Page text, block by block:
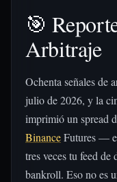
🎯
Arbitraje
Ochenta señales de
julio de 2026, y la
imprimió un spread
BinanceFutures —
tres veces tu feed de
bankroll. Eso no es